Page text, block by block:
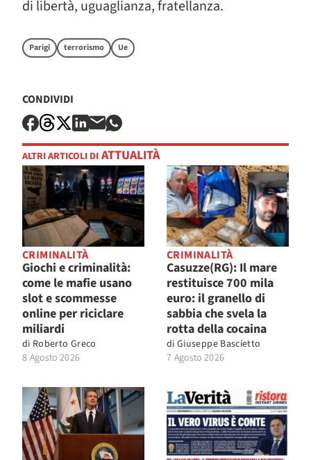
di libertà, uguaglianza, fratellanza.
Parigi terrorismo Ue
CONDIVIDI
ALTRI ARTICOLI DI ATTUALITÀ
CRIMINALITÀ
Giochi e criminalità:
come le mafie usano
slot e scommesse
online per riciclare
miliardi
di Roberto Greco
8 Agosto 2026
CRIMINALITÀ
Casuzze(RG): Il mare
restituisce 700 mila
euro: il granello di
sabbia che svela la
rotta della cocaina
di Giuseppe Bascietto
7 Agosto 2026